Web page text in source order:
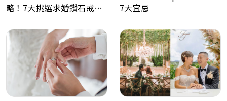
略！7大挑選求婚鑽石戒指
7大宜忌